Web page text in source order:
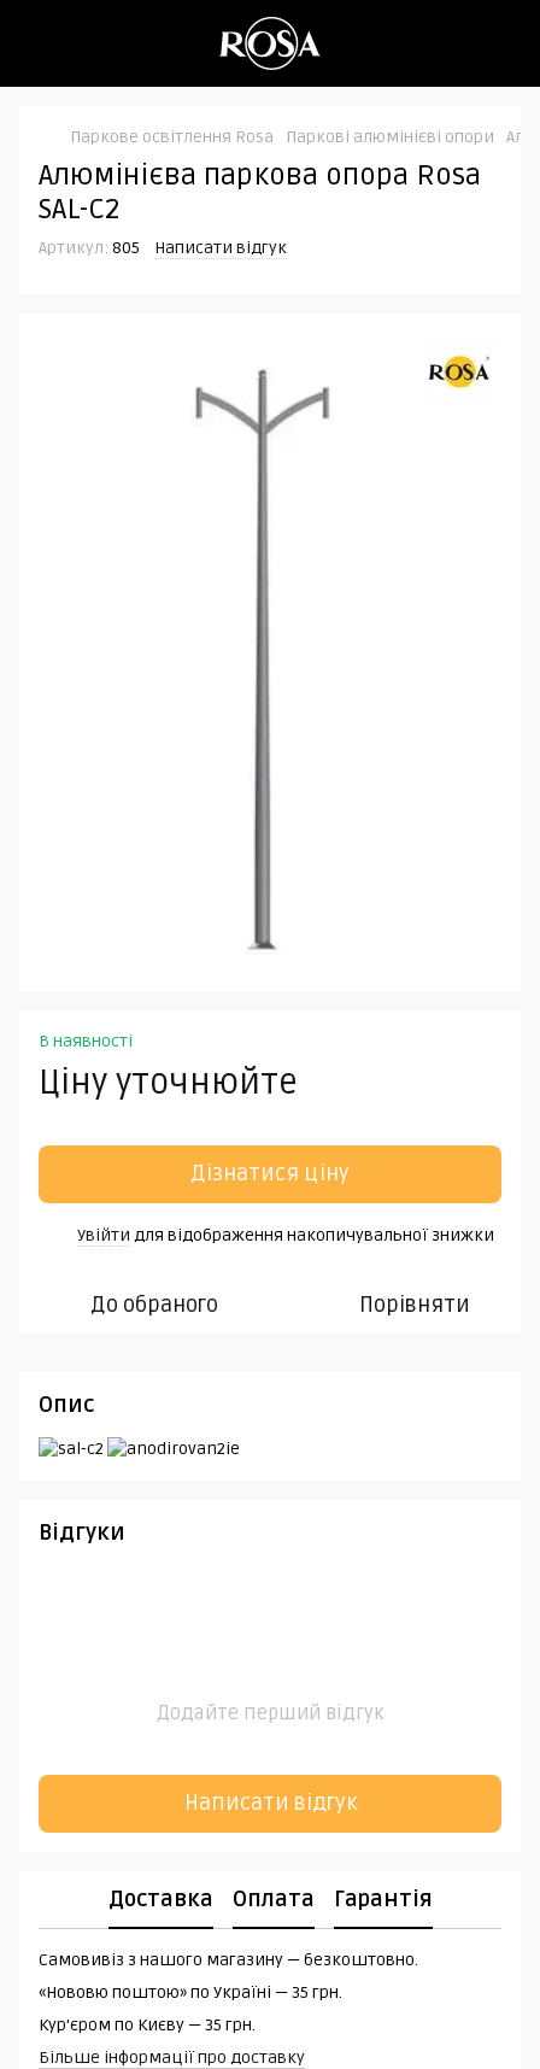
Паркове освітлення Rosa Паркові алюмінієві опори
Алюмінієва паркова опора Rosa
SAL-C2
Артикул: 805 Написати відгук
В наявності
Ціну уточнюйте
Дізнатися ціну
Увійти для відображення накопичувальної знижки
До обраного Порівняти
Опис
Відгуки
Додайте перший відгук
Написати відгук
Доставка Оплата Гарантія
Самовивіз з нашого магазину — безкоштовно.
«Нововю поштою» по Україні — 35 грн.
Кур'єром по Києву — 35 грн.
Більше інформації про доставку